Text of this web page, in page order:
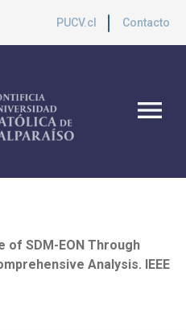
PUCV.cl Contacto
menu
of SDM-EON Through
Analysis. IEEE